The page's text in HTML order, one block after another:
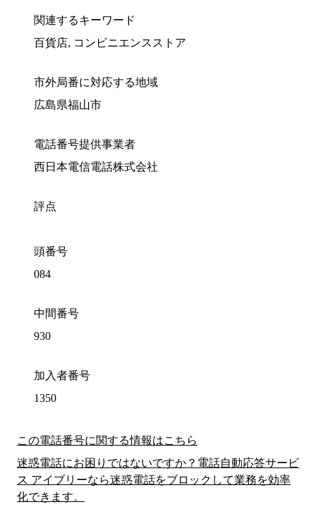
関連するキーワード
百貨店, コンビニエンスストア
市外局番に対応する地域
広島県福山市
電話番号提供事業者
西日本電信電話株式会社
評点
頭番号
084
中間番号
930
加入者番号
1350
この電話番号に関する情報はこちら
迷惑電話にお困りではないですか？電話自動応答サービ
ス アイブリーなら迷惑電話をブロックして業務を効率
化できます。